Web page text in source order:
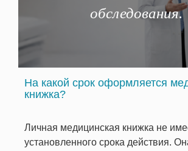
обследования.
На какой срок оформляется
книжка?
Личная медицинская книжка не
установленного срока действия.
м. Кутузовская
Кутузовский проспект, 36,
м. Ленинский
ул. Орджоникидзе, 3, стр.4,
м. Марьина Роща
Варшавское шоссе, д. 26,
ой этаж